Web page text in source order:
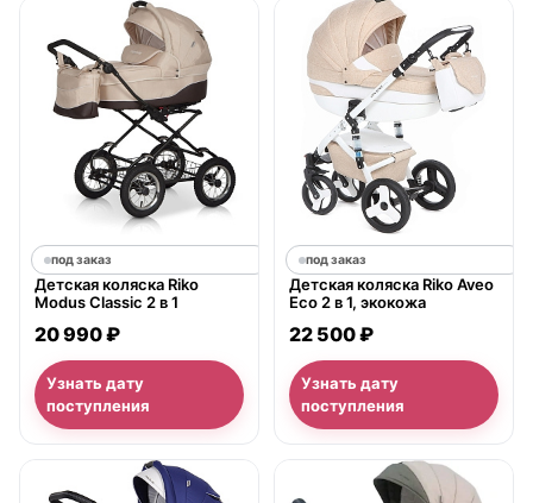
под заказ
Детская коляска Riko
Modus Classic 2 в 1
20 990 ₽
Узнать дату
поступления
под заказ
Детская коляска Riko Aveo
Eco 2 в 1, экокожа
22 500 ₽
Узнать дату
поступления
нет в продаже